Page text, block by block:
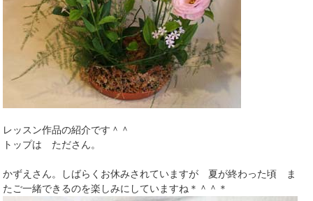
レッスン作品の紹介です＾＾
トップは たださん。
かずえさん。しばらくお休みされていますが 夏が終わった頃 ま
たご一緒できるのを楽しみにしていますね＊＾＾＊